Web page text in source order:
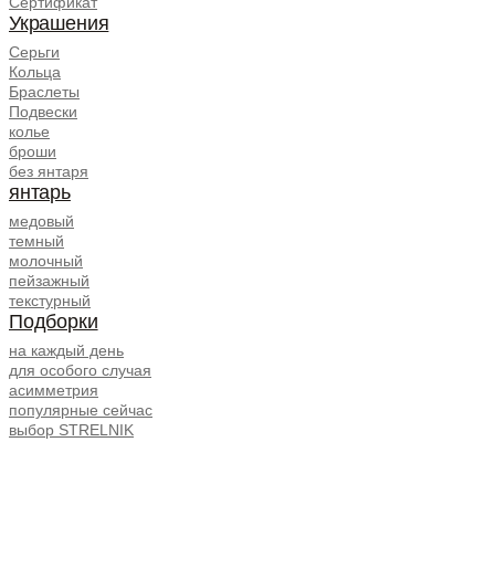
Украшения
Серьги
Кольца
Браслеты
Подвески
колье
броши
без янтаря
янтарь
медовый
темный
молочный
пейзажный
текстурный
Подборки
на каждый день
для особого случая
асимметрия
популярные сейчас
выбор STRELNIK